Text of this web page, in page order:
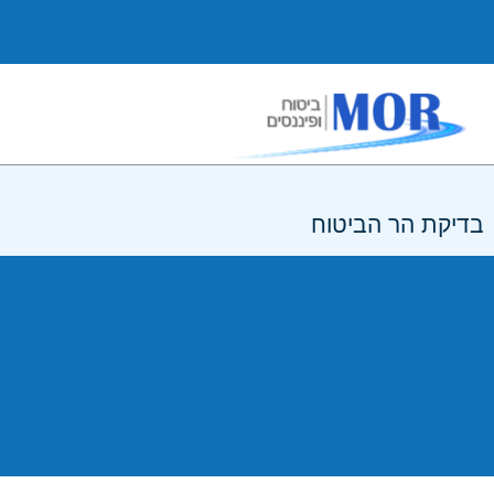
בדיקת הר הביטוח